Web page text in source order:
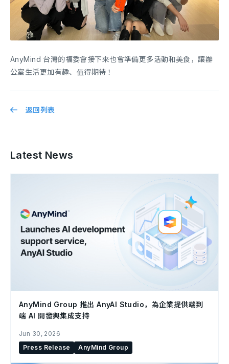
AnyMind 台灣的福委會接下來也會準備更多活動和美食，讓辦
公室生活更加有趣、值得期待！
返回列表
Latest News
AnyMind Group 推出 AnyAI Studio，為企業提供端到
端 AI 開發與集成支持
Jun 30, 2026
Press Release
AnyMind Group